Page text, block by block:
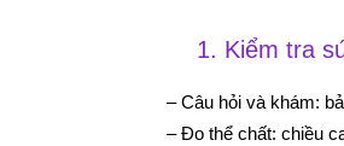
1. Kiểm tra
– Câu hỏi và khám:
– Đo thể chất: chiều